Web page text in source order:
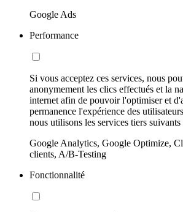
Google Ads
Performance
Si vous acceptez ces services, nous
anonymement les clics effectués et la
internet afin de pouvoir l'optimiser et
permanence l'expérience des
nous utilisons les services tiers
Google Analytics, Google Optimize,
clients, A/B-Testing
Fonctionnalité